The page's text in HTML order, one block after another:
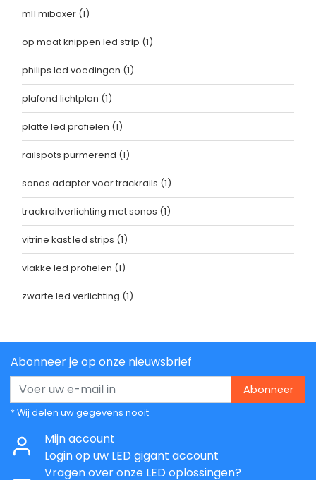
ml1 miboxer (1)
op maat knippen led strip (1)
philips led voedingen (1)
plafond lichtplan (1)
platte led profielen (1)
railspots purmerend (1)
sonos adapter voor trackrails (1)
trackrailverlichting met sonos (1)
vitrine kast led strips (1)
vlakke led profielen (1)
zwarte led verlichting (1)
Abonneer je op onze nieuwsbrief
Abonneer
* Wij delen uw gegevens nooit
Mijn account
Login op uw LED gigant account
Vragen over onze LED oplossingen?